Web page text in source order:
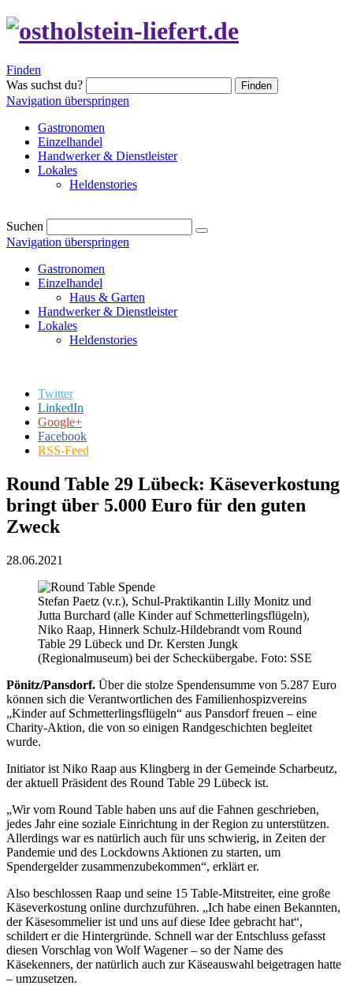
Finden
Was suchst du?
Finden
Navigation überspringen
Gastronomen
Einzelhandel
Handwerker & Dienstleister
Lokales
Heldenstories
Suchen
Navigation überspringen
Gastronomen
Einzelhandel
Haus & Garten
Handwerker & Dienstleister
Lokales
Heldenstories
Twitter
LinkedIn
Google+
Facebook
RSS-Feed
Round Table 29 Lübeck: Käseverkostung
bringt über 5.000 Euro für den guten
Zweck
28.06.2021
Stefan Paetz (v.r.), Schul-Praktikantin Lilly Monitz und
Jutta Burchard (alle Kinder auf Schmetterlingsflügeln),
Niko Raap, Hinnerk Schulz-Hildebrandt vom Round
Table 29 Lübeck und Dr. Kersten Jungk
(Regionalmuseum) bei der Scheckübergabe. Foto: SSE
Pönitz/Pansdorf. Über die stolze Spendensumme von 5.287 Euro
können sich die Verantwortlichen des Familienhospizvereins
„Kinder auf Schmetterlingsflügeln“ aus Pansdorf freuen – eine
Charity-Aktion, die von so einigen Randgeschichten begleitet
wurde.
Initiator ist Niko Raap aus Klingberg in der Gemeinde Scharbeutz,
der aktuell Präsident des Round Table 29 Lübeck ist.
„Wir vom Round Table haben uns auf die Fahnen geschrieben,
jedes Jahr eine soziale Einrichtung in der Region zu unterstützen.
Allerdings war es natürlich auch für uns schwierig, in Zeiten der
Pandemie und des Lockdowns Aktionen zu starten, um
Spendergelder zusammenzubekommen“, erklärt er.
Also beschlossen Raap und seine 15 Table-Mitstreiter, eine große
Käseverkostung online durchzuführen. „Ich habe einen Bekannten,
der Käsesommelier ist und uns auf diese Idee gebracht hat“,
schildert er die Hintergründe. Schnell war der Entschluss gefasst
diesen Vorschlag von Wolf Wagener – so der Name des
Käsekenners, der natürlich auch zur Käseauswahl beigetragen hatte
– umzusetzen.